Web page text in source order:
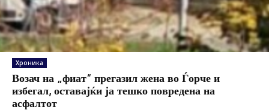
Хроника
Возач на „фиат“ прегазил жена во Ѓорче и
избегал, оставајќи ја тешко повредена на
асфалтот